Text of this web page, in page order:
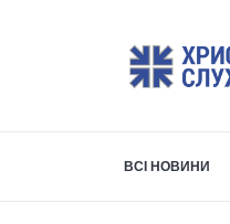
ВСІ НОВИНИ